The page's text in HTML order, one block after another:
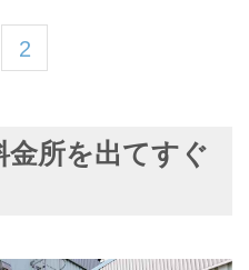
2
金所を出てすぐ